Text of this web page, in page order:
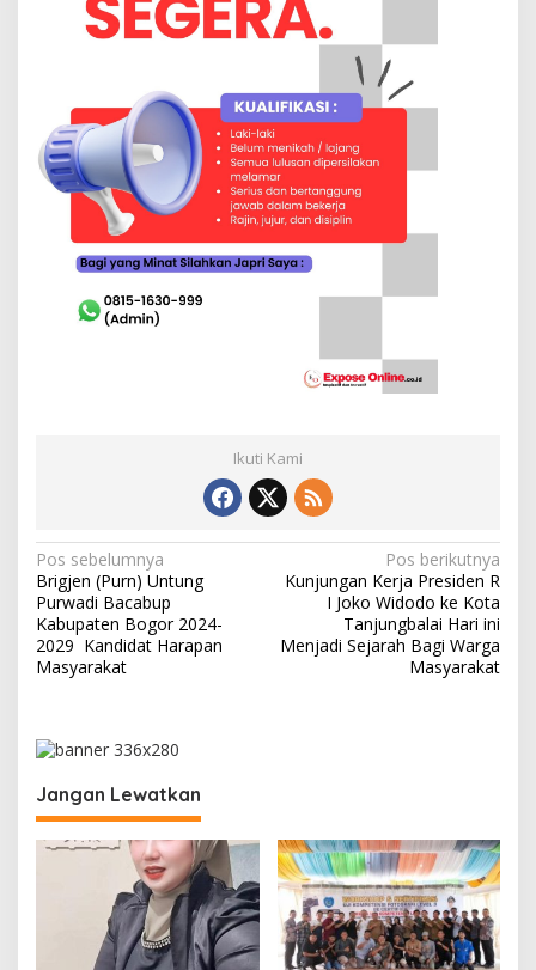
Ikuti Kami
N
a
v
i
a
s
i
p
Pos sebelumnya
Brigjen (Purn) Untung
Purwadi Bacabup
Kabupaten Bogor 2024-
2029 Kandidat Harapan
Masyarakat
Pos berikutnya
Kunjungan Kerja Presiden R
I Joko Widodo ke Kota
Tanjungbalai Hari ini
Menjadi Sejarah Bagi Warga
Masyarakat
Jangan Lewatkan